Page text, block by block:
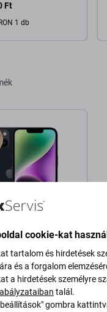
Ft
1 db
14
128GB
Ft
1 db
cookie-kat használ
tartalom és hirdetések
és a forgalom
a hirdetések személyre
talál.
beállítások" gombra